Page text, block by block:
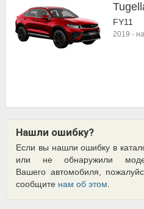
FY11
2019 -
Нашли ошибку?
Если вы нашли ошибку в
или не обнаружили
Вашего автомобиля,
сообщите нам об этом